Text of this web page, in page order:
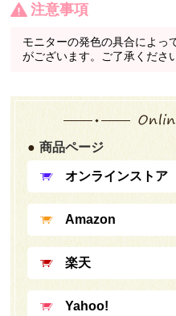
注意事項
モニターの発色の具合によっ
がございます。ご了承くださ
商品ページ
オンラインストア
Amazon
楽天
Yahoo!